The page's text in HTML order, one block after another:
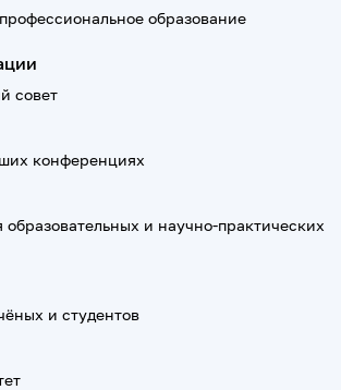
образование
совет
конференциях
и научно-практических
и студентов